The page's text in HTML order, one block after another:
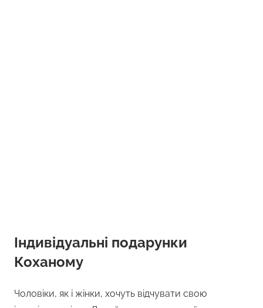
Індивідуальні подарунки
Коханому
Чоловіки, як і жінки, хочуть відчувати свою